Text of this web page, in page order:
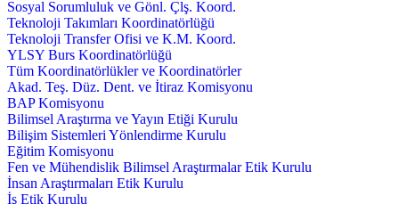
Sosyal Sorumluluk ve Gönl. Çlş. Koord.
Teknoloji Takımları Koordinatörlüğü
Teknoloji Transfer Ofisi ve K.M. Koord.
YLSY Burs Koordinatörlüğü
Tüm Koordinatörlükler ve Koordinatörler
Akad. Teş. Düz. Dent. ve İtiraz Komisyonu
BAP Komisyonu
Bilimsel Araştırma ve Yayın Etiği Kurulu
Bilişim Sistemleri Yönlendirme Kurulu
Eğitim Komisyonu
Fen ve Mühendislik Bilimsel Araştırmalar Etik Kurulu
İnsan Araştırmaları Etik Kurulu
İş Etik Kurulu